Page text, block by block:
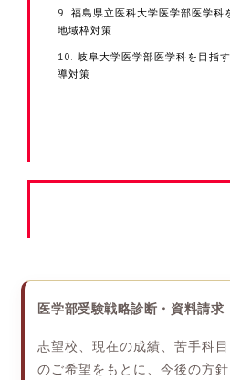
福島県立医科大学医学部医学科
地域枠対策
岐阜大学医学部医学科を目指
導対策
医学部受験戦略診断・資料請求
志望校、現在の成績、苦手科
のご希望をもとに、今後の方